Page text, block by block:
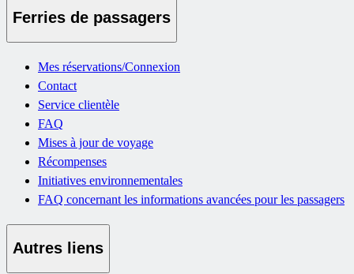
Ferries de passagers
Mes réservations/Connexion
Contact
Service clientèle
FAQ
Mises à jour de voyage
Récompenses
Initiatives environnementales
FAQ concernant les informations avancées pour les passagers
Autres liens